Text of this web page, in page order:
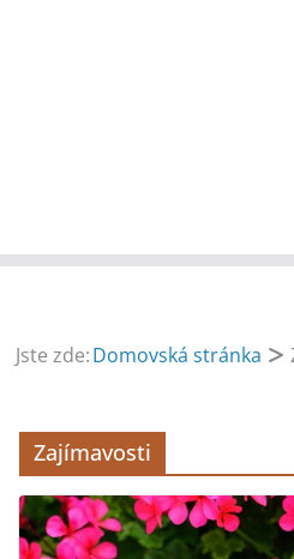
Jste zde:Domovská stránka
Zajímavosti